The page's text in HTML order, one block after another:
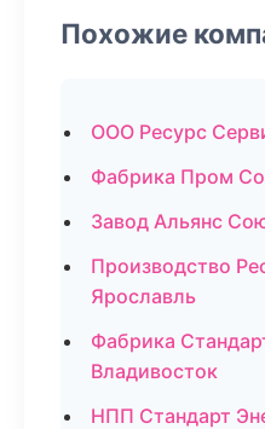
Похожие
ООО Ресурс
Фабрика Пром
Завод Альянс
Производство
Ярославль
Фабрика
Владивосток
НПП Стандарт